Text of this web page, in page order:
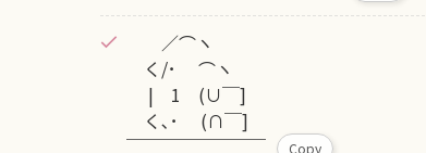
／⌒ヽ
く/･ ⌒ヽ
| 1 (∪￣]
く､･ (∩￣]
￣￣￣￣￣￣￣￣
Copy